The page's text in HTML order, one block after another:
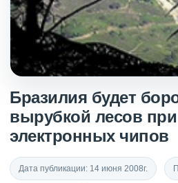
Бразилия будет
вырубкой лесов
электронных чипов
Дата публикации: 14 июня 2008г.